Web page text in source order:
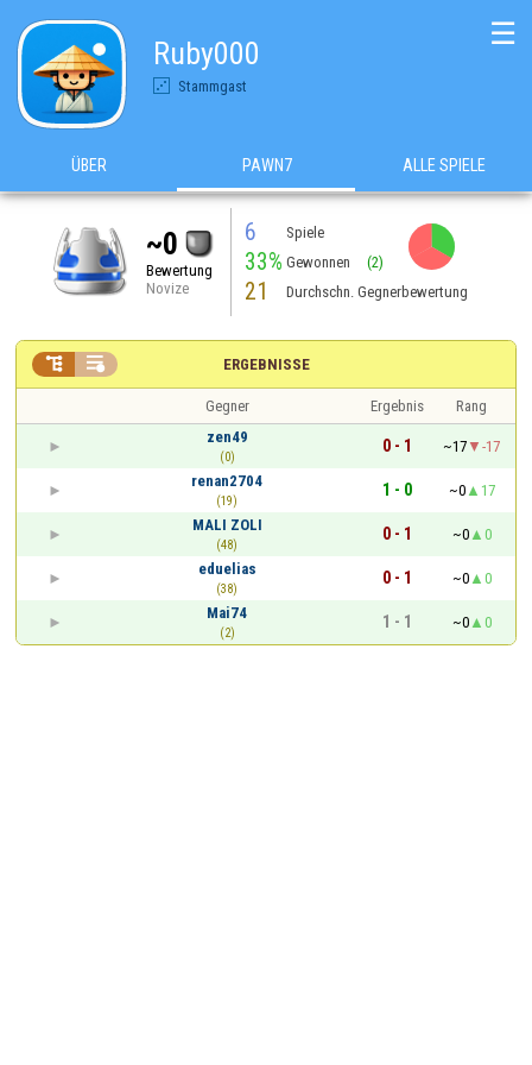
Ruby000
Stammgast
☰
ÜBER PAWN7 ALLE SPIELE
~0
Bewertung
Novize
6 Spiele
33% Gewonnen (2)
21 Durchschn. Gegnerbewertung
ERGEBNISSE
 
Gegner Ergebnis
Rang
zen49
(0)
0 - 1 ~17
-17
renan2704
(19)
1 - 0 ~0
17
MALI ZOLI
(48)
0 - 1 ~0
0
eduelias
(38)
0 - 1 ~0
0
Mai74
(2)
1 - 1 ~0 0